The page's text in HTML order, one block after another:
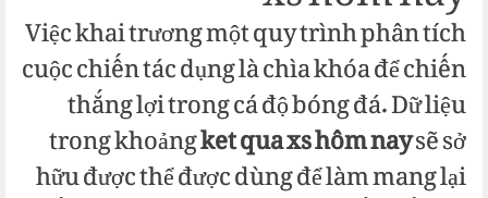
Việc khai trương một quy trình phân tích
cuộc chiến tác dụng là chìa khóa để chiến
thắng lợi trong cá độ bóng đá. Dữ liệu
trong khoảngket qua xs hôm naysẽ sở
hữu được thể được dùng để làm mang lại